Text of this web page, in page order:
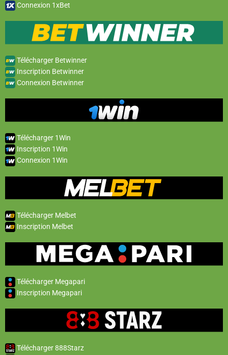
Connexion 1xBet
Télécharger Betwinner
Inscription Betwinner
Connexion Betwinner
Télécharger 1Win
Inscription 1Win
Connexion 1Win
Télécharger Melbet
Inscription Melbet
Télécharger Megapari
Inscription Megapari
Télécharger 888Starz